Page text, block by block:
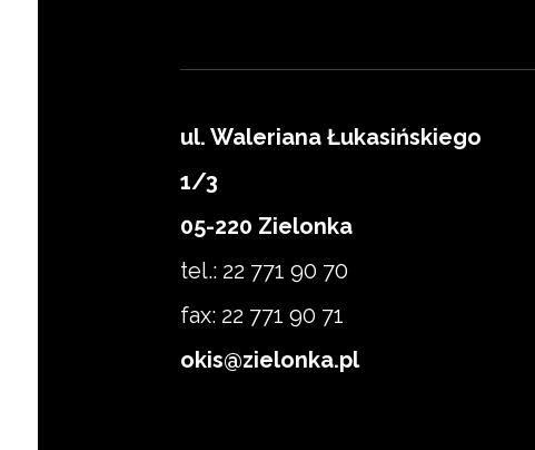
ul. Waleriana Łukasińskiego
1/3
05-220 Zielonka
tel.: 22 771 90 70
fax: 22 771 90 71
okis@zielonka.pl